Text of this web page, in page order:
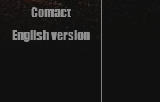
Contact
English version